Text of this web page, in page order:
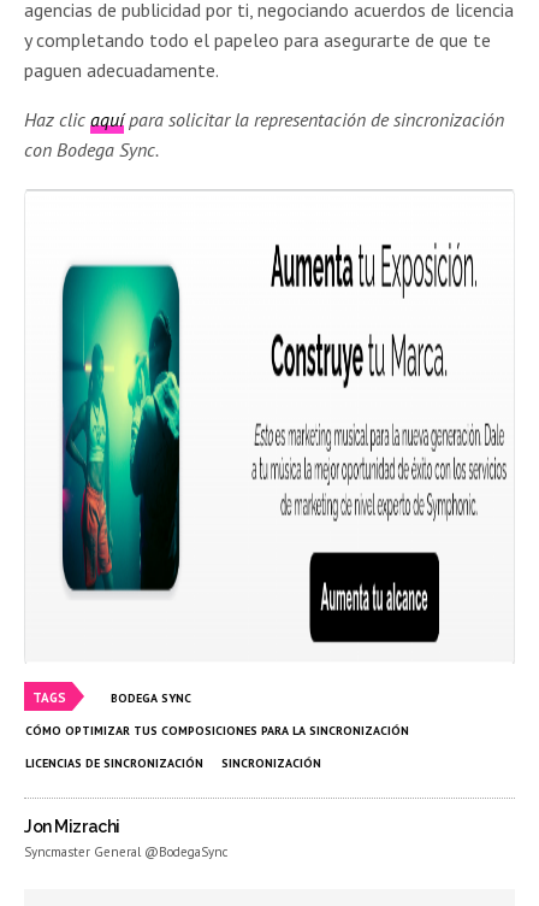
agencias de publicidad por ti, negociando acuerdos de licencia
y completando todo el papeleo para asegurarte de que te
paguen adecuadamente.
Haz clicaquípara solicitar la representación de sincronización
con Bodega Sync.
TAGS BODEGA SYNC
CÓMO OPTIMIZAR TUS COMPOSICIONES PARA LA SINCRONIZACIÓN
LICENCIAS DE SINCRONIZACIÓN SINCRONIZACIÓN
Jon Mizrachi
Syncmaster General @BodegaSync